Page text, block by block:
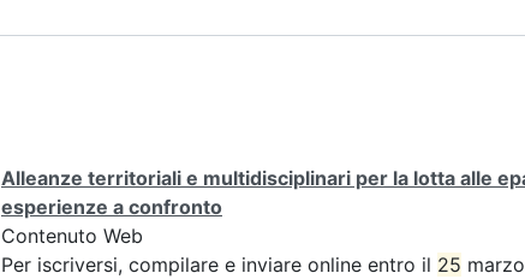
Alleanze territoriali e multidisciplinari per la lotta alle
esperienze a confronto
Contenuto Web
Per iscriversi, compilare e inviare online entro il 25